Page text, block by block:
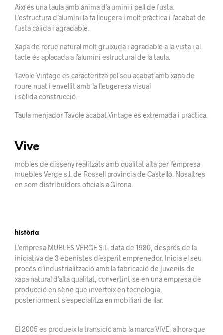
Així és una taula amb ànima d’alumini i pell de fusta.
L’estructura d’alumini la fa lleugera i molt pràctica i l’acabat de
fusta càlida i agradable.
Xapa de rorue natural molt gruixuda i agradable a la vista i al
tacte és aplacada a l’alumini estructural de la taula.
Tavole Vintage es caracteritza pel seu acabat amb xapa de
roure nuat i envellit amb la lleugeresa visual
i sòlida construcció.
Taula menjador Tavole acabat Vintage és extremada i pràctica.
Vive
mobles de disseny realitzats amb qualitat alta per l’empresa
muebles Verge s.l. de Rossell provincia de Castelló. Nosaltres
en som distribuïdors oficials a Girona.
història
L’empresa MUBLES VERGE S.L. data de 1980, després de la
iniciativa de 3 ebenistes d’esperitemprenedor. Inicia el seu
procés d’industrialització amb la fabricació de juvenils de
xapa natural d’alta qualitat, convertint-se en una empresa de
producció en sèrie que inverteixen tecnologia,
posteriorment s’especialitza en mobiliari de llar.
El 2005 es produeix latransició amb la marca VIVE, alhora que